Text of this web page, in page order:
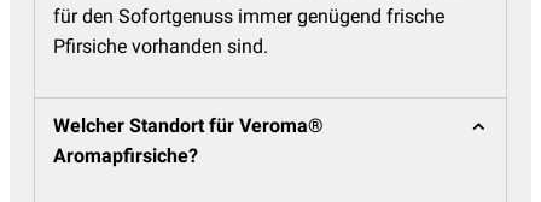
für den Sofortgenuss immer genügend frische
Pfirsiche vorhanden sind.
Welcher Standort für Veroma®
Aromapfirsiche?